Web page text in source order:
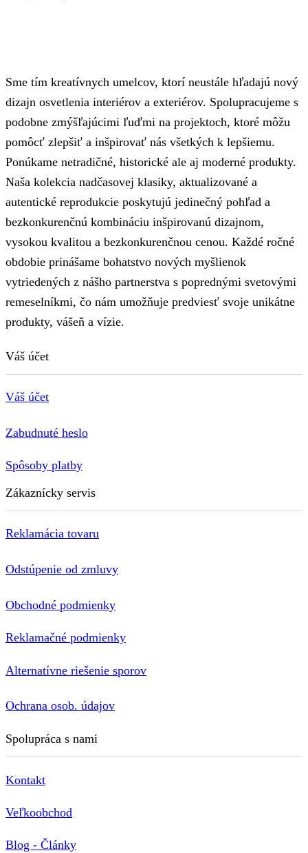
Sme tím kreatívnych umelcov, ktorí neustále hľadajú nový
dizajn osvetlenia interiérov a exteriérov. Spolupracujeme s
podobne zmýšľajúcimi ľuďmi na projektoch, ktoré môžu
pomôcť zlepšiť a inšpirovať nás všetkých k lepšiemu.
Ponúkame netradičné, historické ale aj moderné produkty.
Naša kolekcia nadčasovej klasiky, aktualizované a
autentické reprodukcie poskytujú jedinečný pohľad a
bezkonkurenčnú kombináciu inšpirovanú dizajnom,
vysokou kvalitou a bezkonkurenčnou cenou. Každé ročné
obdobie prinášame bohatstvo nových myšlienok
vytriedených z nášho partnerstva s poprednými svetovými
remeselníkmi, čo nám umožňuje predviesť svoje unikátne
produkty, vášeň a vízie.
Váš účet
Váš účet
Zabudnuté heslo
Spôsoby platby
Zákaznícky servis
Reklamácia tovaru
Odstúpenie od zmluvy
Obchodné podmienky
Reklamačné podmienky
Alternatívne riešenie sporov
Ochrana osob. údajov
Spolupráca s nami
Kontakt
Veľkoobchod
Blog - Články